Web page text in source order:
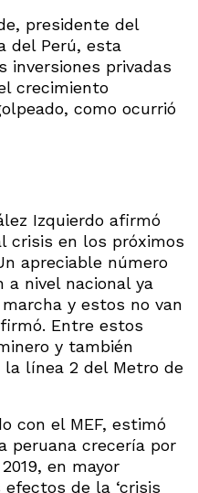
presidente del
del Perú, esta
inversiones privadas
crecimiento
como ocurrió
Izquierdo afirmó
crisis en los próximos
apreciable número
a nivel nacional ya
y estos no van
Entre estos
y también
línea 2 del Metro de
con el MEF, estimó
peruana crecería por
en mayor
de la ‘crisis